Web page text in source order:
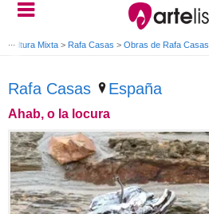
Mixta > Rafa Casas > Obras de Rafa Casas
Rafa Casas España
Ahab, o la locura